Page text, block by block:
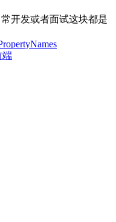
开发或者面试这块都是
端